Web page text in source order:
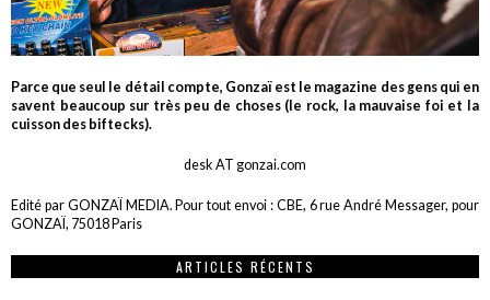
Parce que seul le détail compte, Gonzaï est le magazine des gens qui en
savent beaucoup sur très peu de choses (le rock, la mauvaise foi et la
cuisson des biftecks).
desk AT gonzai.com
Edité par GONZAÏ MEDIA. Pour tout envoi : CBE, 6 rue André Messager, pour
GONZAÏ, 75018 Paris
ARTICLES RÉCENTS